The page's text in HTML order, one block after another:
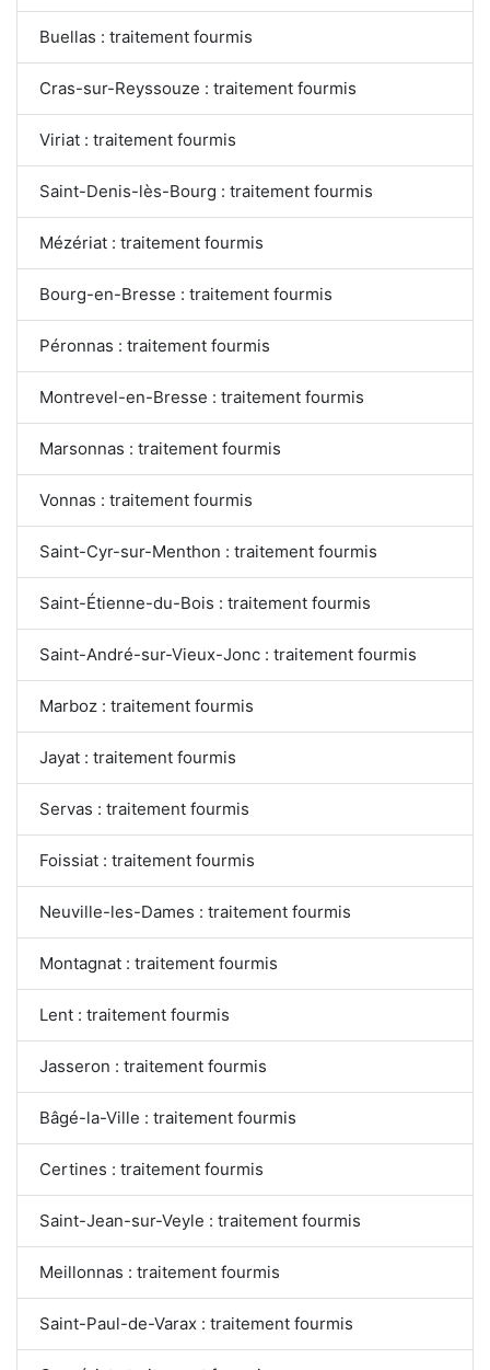
Buellas : traitement fourmis
Cras-sur-Reyssouze : traitement fourmis
Viriat : traitement fourmis
Saint-Denis-lès-Bourg : traitement fourmis
Mézériat : traitement fourmis
Bourg-en-Bresse : traitement fourmis
Péronnas : traitement fourmis
Montrevel-en-Bresse : traitement fourmis
Marsonnas : traitement fourmis
Vonnas : traitement fourmis
Saint-Cyr-sur-Menthon : traitement fourmis
Saint-Étienne-du-Bois : traitement fourmis
Saint-André-sur-Vieux-Jonc : traitement fourmis
Marboz : traitement fourmis
Jayat : traitement fourmis
Servas : traitement fourmis
Foissiat : traitement fourmis
Neuville-les-Dames : traitement fourmis
Montagnat : traitement fourmis
Lent : traitement fourmis
Jasseron : traitement fourmis
Bâgé-la-Ville : traitement fourmis
Certines : traitement fourmis
Saint-Jean-sur-Veyle : traitement fourmis
Meillonnas : traitement fourmis
Saint-Paul-de-Varax : traitement fourmis